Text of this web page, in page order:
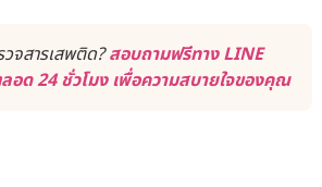
จสารเสพติด?สอบถามฟรีทาง LINE
อด 24 ชั่วโมง เพื่อความสบายใจของคุณ